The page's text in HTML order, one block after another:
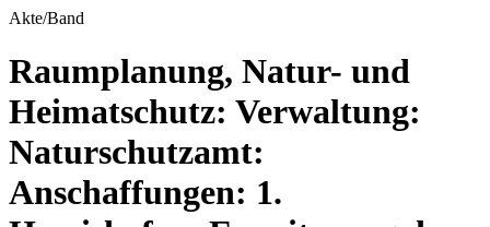
Akte/Band
Raumplanung, Natur- und
Heimatschutz: Verwaltung:
Naturschutzamt:
Anschaffungen: 1.